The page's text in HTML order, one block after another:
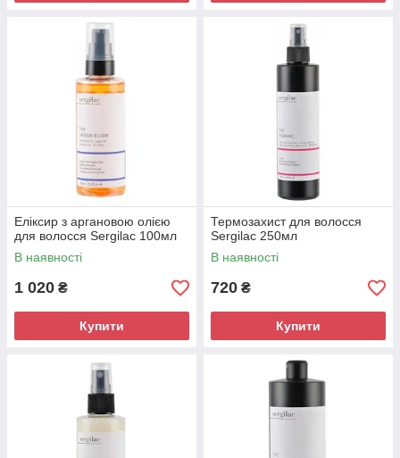
Еліксир з аргановою олією
для волосся Sergilac 100мл
В наявності
1 020 ₴
Купити
Термозахист для волосся
Sergilac 250мл
В наявності
720 ₴
Купити